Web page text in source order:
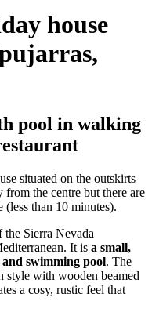
house
pool in walking
situated on the outskirts
the centre but there are
(less than 10 minutes).
Sierra Nevada
It is a small,
swimming pool. The
style with wooden beamed
a cosy, rustic feel that